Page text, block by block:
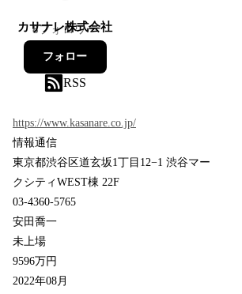
カサナレ株式会社
8フォロワー
フォロー
RSS
https://www.kasanare.co.jp/
情報通信
東京都渋谷区道玄坂1丁目12−1 渋谷マー
クシティWEST棟 22F
03-4360-5765
安田喬一
未上場
9596万円
2022年08月